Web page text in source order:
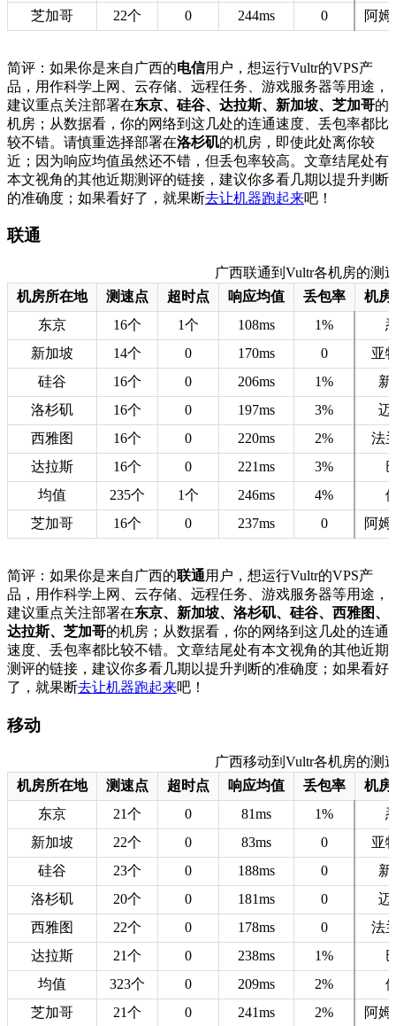
芝加哥
22个 0 244ms 0 阿
简评：如果你是来自广西的电信用户，想运行Vultr的VPS产
品，用作科学上网、云存储、远程任务、游戏服务器等用途，
建议重点关注部署在东京、硅谷、达拉斯、新加坡、芝加哥的
机房；从数据看，你的网络到这几处的连通速度、丢包率都比
较不错。请慎重选择部署在洛杉矶的机房，即使此处离你较
近；因为响应均值虽然还不错，但丢包率较高。文章结尾处有
本文视角的其他近期测评的链接，建议你多看几期以提升判断
的准确度；如果看好了，就果断去让机器跑起来吧！
联通
广西联通到Vultr各机房的测
机房所在地
测速点 超时点 响应均值 丢包率
机房
东京
16个 1个 108ms 1%
新加坡
14个 0 170ms 0
亚
硅谷
16个 0 206ms 1%
新
洛杉矶
16个 0 197ms 3%
迈
西雅图
16个 0 220ms 2%
法
达拉斯
16个 0 221ms 3%
均值
235个 1个 246ms 4%
芝加哥
16个 0 237ms 0 阿
简评：如果你是来自广西的联通用户，想运行Vultr的VPS产
品，用作科学上网、云存储、远程任务、游戏服务器等用途，
建议重点关注部署在东京、新加坡、洛杉矶、硅谷、西雅图、
达拉斯、芝加哥的机房；从数据看，你的网络到这几处的连通
速度、丢包率都比较不错。文章结尾处有本文视角的其他近期
测评的链接，建议你多看几期以提升判断的准确度；如果看好
了，就果断去让机器跑起来吧！
移动
广西移动到Vultr各机房的测
机房所在地
测速点 超时点 响应均值 丢包率
机房
东京
21个 0 81ms 1%
新加坡
22个 0 83ms 0
亚
硅谷
23个 0 188ms 0
新
洛杉矶
20个 0 181ms 0
迈
西雅图
22个 0 178ms 0
法
达拉斯
21个 0 238ms 1%
均值
323个 0 209ms 2%
芝加哥
21个 0 241ms 2% 阿